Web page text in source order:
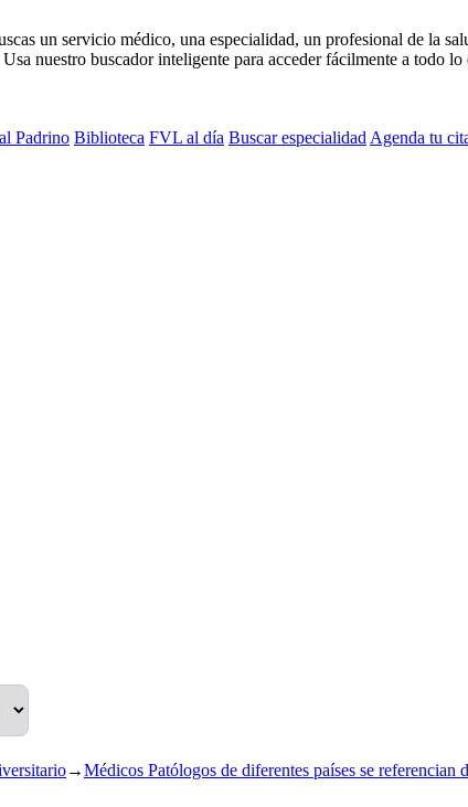
un servicio médico, una especialidad, un profesional de la
Usa nuestro buscador inteligente para acceder fácilmente a todo
Padrino Biblioteca FVL al día Buscar especialidad Agenda tu
→Médicos Patólogos de diferentes países se